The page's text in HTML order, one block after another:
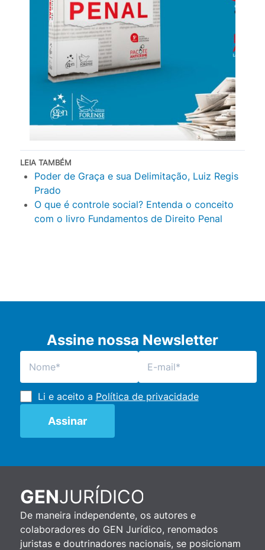
LEIA TAMBÉM
Poder de Graça e sua Delimitação, Luiz Regis
Prado
O que é controle social? Entenda o conceito
com o livro Fundamentos de Direito Penal
Assine nossa Newsletter
Li e aceito a Política de privacidade
GENJURÍDICO
De maneira independente, os autores e
colaboradores do GEN Jurídico, renomados
juristas e doutrinadores nacionais, se posicionam